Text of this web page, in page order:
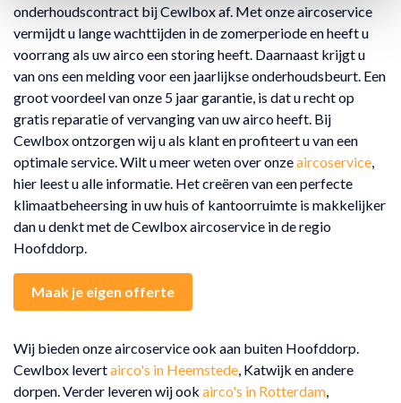
onderhoudscontract bij Cewlbox af. Met onze aircoservice
vermijdt u lange wachttijden in de zomerperiode en heeft u
voorrang als uw airco een storing heeft. Daarnaast krijgt u
van ons een melding voor een jaarlijkse onderhoudsbeurt. Een
groot voordeel van onze 5 jaar garantie, is dat u recht op
gratis reparatie of vervanging van uw airco heeft. Bij
Cewlbox ontzorgen wij u als klant en profiteert u van een
optimale service. Wilt u meer weten over onzeaircoservice,
hier leest u alle informatie. Het creëren van een perfecte
klimaatbeheersing in uw huis of kantoorruimte is makkelijker
dan u denkt met de Cewlbox aircoservice in de regio
Hoofddorp.
Maak je eigen offerte
Wij bieden onze aircoservice ook aan buiten Hoofddorp.
Cewlbox levertairco's in Heemstede, Katwijk en andere
dorpen. Verder leveren wij ook airco's in Rotterdam,